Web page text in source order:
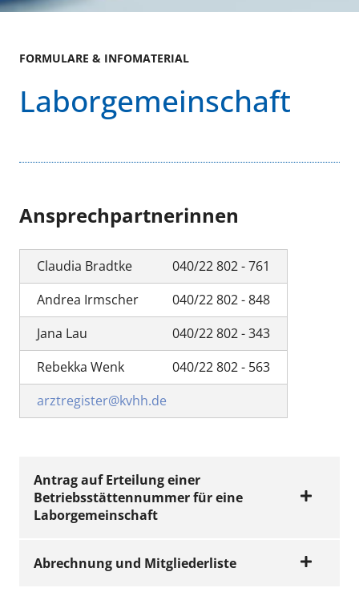
FORMULARE & INFOMATERIAL
Laborgemeinschaft
Ansprechpartnerinnen
Claudia Bradtke
040/22 802 - 761
Andrea Irmscher
040/22 802 - 848
Jana Lau
040/22 802 - 343
Rebekka Wenk
040/22 802 - 563
arztregister@kvhh.de
Antrag auf Erteilung einer
Betriebsstättennummer für eine
Laborgemeinschaft
Abrechnung und Mitgliederliste